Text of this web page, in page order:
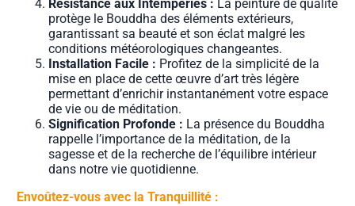
Résistance aux Intempéries : La peinture de qualité
protège le Bouddha des éléments extérieurs,
garantissant sa beauté et son éclat malgré les
conditions météorologiques changeantes.
Installation Facile : Profitez de la simplicité de la
mise en place de cette œuvre d’art très légère
permettant d’enrichir instantanément votre espace
de vie ou de méditation.
Signification Profonde : La présence du Bouddha
rappelle l’importance de la méditation, de la
sagesse et de la recherche de l’équilibre intérieur
dans notre vie quotidienne.
Envoûtez-vous avec la Tranquillité :